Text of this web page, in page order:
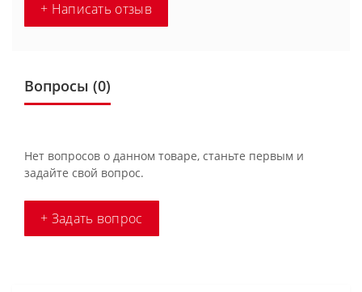
+ Написать отзыв
Вопросы (0)
Нет вопросов о данном товаре, станьте первым и
задайте свой вопрос.
+ Задать вопрос